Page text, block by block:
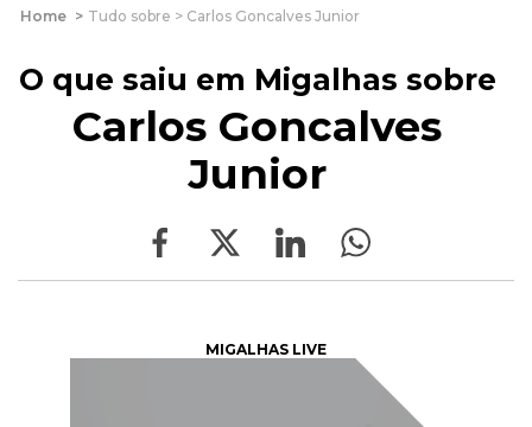
Home > Tudo sobre > Carlos Goncalves Junior
O que saiu em Migalhas sobre
Carlos Goncalves
Junior
MIGALHAS LIVE